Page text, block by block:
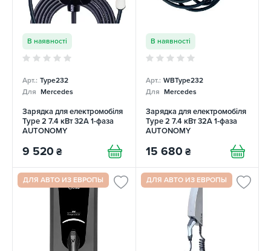
В наявності
Арт.: Type232
Для Mercedes
Зарядка для електромобіля
Type 2 7.4 кВт 32А 1-фаза
AUTONOMY
9 520 ₴
В наявності
Арт.: WBType232
Для Mercedes
Зарядка для електромобіля
Type 2 7.4 кВт 32А 1-фаза
AUTONOMY
15 680 ₴
ДЛЯ АВТО ИЗ ЕВРОПЫ ДЛЯ АВТО ИЗ ЕВРОПЫ